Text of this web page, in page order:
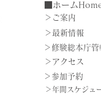
■ホーム
＞ご案内
＞最新情報
＞修験総本庁管
＞アクセス
＞参加予約
＞年間スケジュ